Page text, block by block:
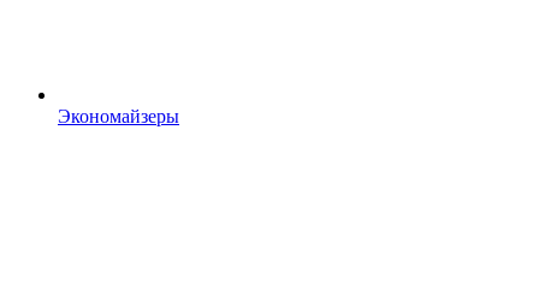
Экономайзеры